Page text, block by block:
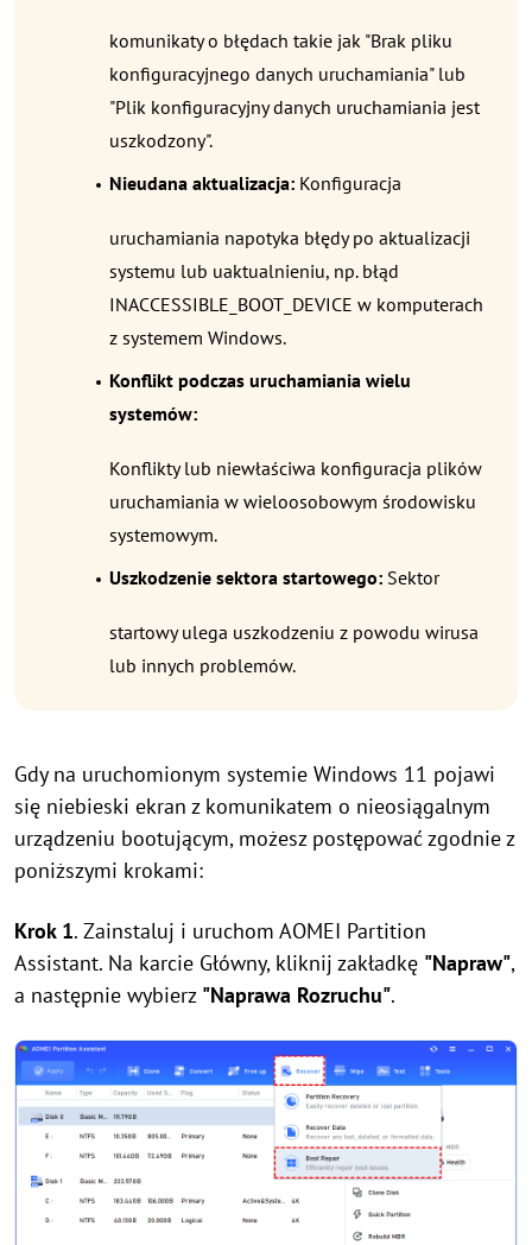
komunikaty o błędach takie jak "Brak pliku
konfiguracyjnego danych uruchamiania" lub
"Plik konfiguracyjny danych uruchamiania jest
uszkodzony".
Nieudana aktualizacja: Konfiguracja
uruchamiania napotyka błędy po aktualizacji
systemu lub uaktualnieniu, np. błąd
INACCESSIBLE_BOOT_DEVICE w komputerach
z systemem Windows.
Konflikt podczas uruchamiania wielu
systemów:
Konflikty lub niewłaściwa konfiguracja plików
uruchamiania w wieloosobowym środowisku
systemowym.
Uszkodzenie sektora startowego: Sektor
startowy ulega uszkodzeniu z powodu wirusa
lub innych problemów.
Gdy na uruchomionym systemie Windows 11 pojawi
się niebieski ekran z komunikatem o nieosiągalnym
urządzeniu bootującym, możesz postępować zgodnie z
poniższymi krokami:
Krok 1. Zainstaluj i uruchom AOMEI Partition
Assistant. Na karcie Główny, kliknij zakładkę "Napraw",
a następnie wybierz "Naprawa Rozruchu".